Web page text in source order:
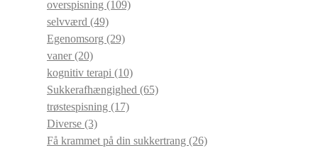
overspisning (109)
selvværd (49)
Egenomsorg (29)
vaner(20)
kognitiv terapi (10)
Sukkerafhængighed (65)
trøstespisning (17)
Diverse (3)
Få krammet på din sukkertrang (26)